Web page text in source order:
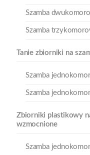
Szamba
Szamba
Tanie zbiorniki na
Szamba
Szamba
Zbiorniki plastikowy
wzmocnione
Szamba